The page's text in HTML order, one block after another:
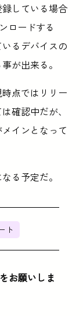
している場合
ロードする
るデバイスの
が出来る。
点ではリリー
確認中だが、
メインとなって
る予定だ。
ト
お願いしま